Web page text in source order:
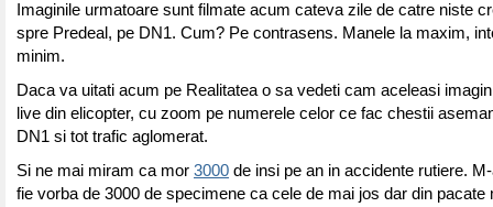
Imaginile urmatoare sunt filmate acum cateva zile de catre niste
spre Predeal, pe DN1. Cum? Pe contrasens. Manele la maxim,
minim.
Daca va uitati acum pe Realitatea o sa vedeti cam aceleasi
live din elicopter, cu zoom pe numerele celor ce fac chestii
DN1 si tot trafic aglomerat.
Si ne mai miram ca mor 3000 de insi pe an in accidente rutiere.
fie vorba de 3000 de specimene ca cele de mai jos dar din pacate